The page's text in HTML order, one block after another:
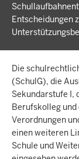
Entscheidungen
Die
(SchulG), die
Sekundarstufe I,
Berufskolleg
Verordnungen
einen weiteren
Schule und